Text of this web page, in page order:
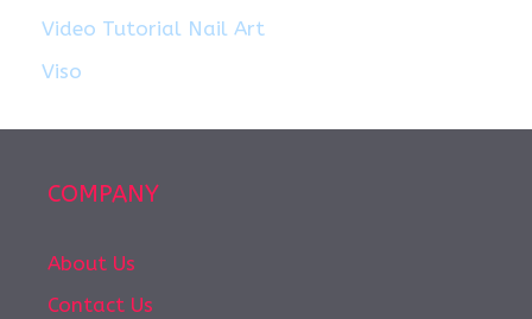
Video Tutorial Nail Art
Viso
COMPANY
About Us
Contact Us